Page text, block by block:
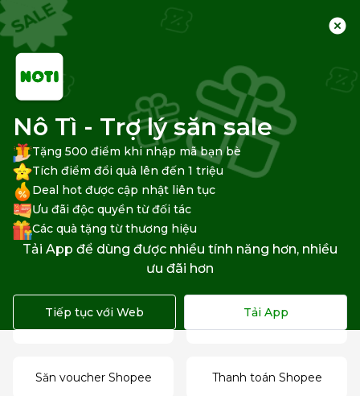
Trang chủ
Shopee Lazada Tiki
Danh mục câu hỏi
Tài khoản Shopee Đặt hàng Shopee
Săn voucher Shopee Thanh toán Shopee
Nô Tì - Trợ lý săn sale
Tặng 500 điểm khi nhập mã bạn bè
Tích điểm đổi quà lên đến 1 triệu
Deal hot được cập nhật liên tục
Ưu đãi độc quyền từ đối tác
Các quà tặng từ thương hiệu
Tải App để dùng được nhiều tính năng hơn, nhiều
ưu đãi hơn
Tiếp tục với Web Tải App